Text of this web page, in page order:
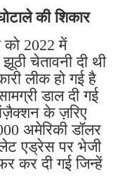
की शिकार
को 2022 में
चेतावनी दी थी
लीक हो गई है
डाल दी गई
के ज़रिए
अमेरिकी डॉलर
एड्रेस पर भेजी
कर दी गई जिन्हें